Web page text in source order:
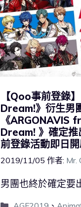
【Qoo事前登錄
Dream!》衍生男
《ARGONAVIS
Dream! 》確定推
前登錄活動即日開
2019/11/05 作者: Mr.
男團也終於確定要